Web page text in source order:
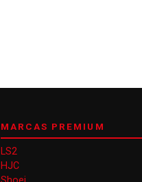
MARCAS PREMIUM
LS2
HJC